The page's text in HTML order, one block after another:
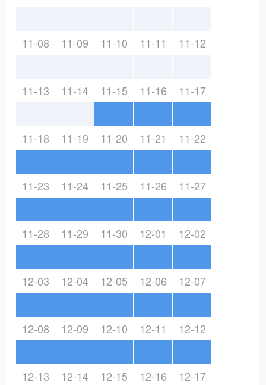
11-08 11-09 11-10 11-11 11-12
11-13 11-14 11-15 11-16 11-17
11-18 11-19 11-20 11-21 11-22
11-23 11-24 11-25 11-26 11-27
11-28 11-29 11-30 12-01 12-02
12-03 12-04 12-05 12-06 12-07
12-08 12-09 12-10 12-11 12-12
12-13 12-14 12-15 12-16 12-17